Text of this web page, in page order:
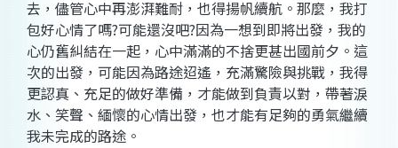
去，儘管心中再澎湃難耐，也得揚帆續航。那麼，我打
包好心情了嗎?可能還沒吧?因為一想到即將出發，我的
心仍舊糾結在一起，心中滿滿的不捨更甚出國前夕。這
次的出發，可能因為路途迢遙，充滿驚險與挑戰，我得
更認真、充足的做好準備，才能做到負責以對，帶著淚
水、笑聲、緬懷的心情出發，也才能有足夠的勇氣繼續
我未完成的路途。